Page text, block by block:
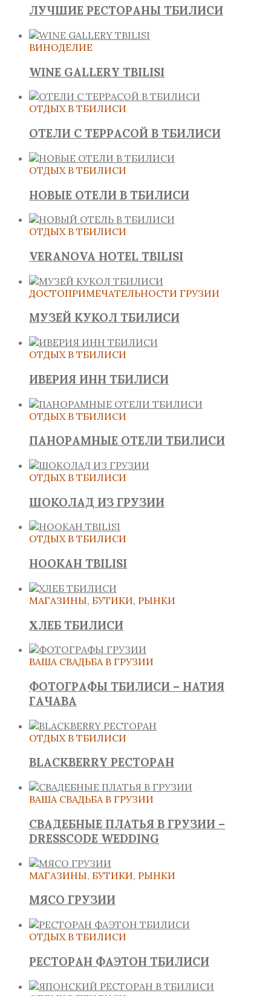
ЛУЧШИЕ РЕСТОРАНЫ ТБИЛИСИ
ВИНОДЕЛИЕ
WINE GALLERY TBILISI
ОТДЫХ В ТБИЛИСИ
ОТЕЛИ С ТЕРРАСОЙ В ТБИЛИСИ
ОТДЫХ В ТБИЛИСИ
НОВЫЕ ОТЕЛИ В ТБИЛИСИ
ОТДЫХ В ТБИЛИСИ
VERANOVA HOTEL TBILISI
ДОСТОПРИМЕЧАТЕЛЬНОСТИ ГРУЗИИ
МУЗЕЙ КУКОЛ ТБИЛИСИ
ОТДЫХ В ТБИЛИСИ
ИВЕРИЯ ИНН ТБИЛИСИ
ОТДЫХ В ТБИЛИСИ
ПАНОРАМНЫЕ ОТЕЛИ ТБИЛИСИ
ОТДЫХ В ТБИЛИСИ
ШОКОЛАД ИЗ ГРУЗИИ
ОТДЫХ В ТБИЛИСИ
HOOKAH TBILISI
МАГАЗИНЫ, БУТИКИ, РЫНКИ
ХЛЕБ ТБИЛИСИ
ВАША СВАДЬБА В ГРУЗИИ
ФОТОГРАФЫ ТБИЛИСИ – НАТИЯ
ГАЧАВА
ОТДЫХ В ТБИЛИСИ
BLACKBERRY РЕСТОРАН
ВАША СВАДЬБА В ГРУЗИИ
СВАДЕБНЫЕ ПЛАТЬЯ В ГРУЗИИ –
DRESSCODE WEDDING
МАГАЗИНЫ, БУТИКИ, РЫНКИ
МЯСО ГРУЗИИ
ОТДЫХ В ТБИЛИСИ
РЕСТОРАН ФАЭТОН ТБИЛИСИ